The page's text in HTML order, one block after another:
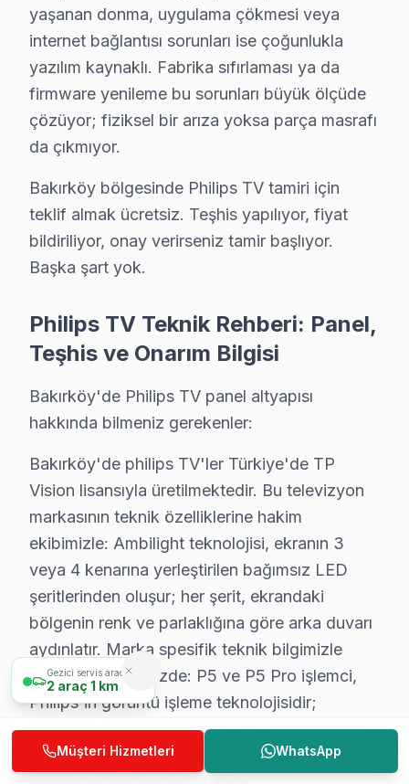
• Bakırköy'de Sürekli Eğitim Programları
Her yıl marka sertifikasyon programlarına katılarak
» İşin kalitesinden ödün vermiyoruz. Bakırköy'de her
Bakırköy'de televizyon servis ihtiyacınız için,
Bakırköy Philips servis Merkezi
Bakırköy Philips uzman ekibimiz, Bakırköy bölge
Bakırköy'de Philips servis talebiniz için bizi
Bakırköy'de Philips teknik destek hizmetimiz TV
Bakırköy Philips servis ekibi olarak, Bakırköy'de
Fabrika Servis Philips Saha Deneyimi:
Saha gözlemlerimiz — Bakırköy özelinde Philips
Bakırköy'deki Philips başvuruları incelendiğinde en
Bakırköy'de son değerlendirme döneminde
— %10 2-3 gün içinde teslim
— %8 parça tedarik bekleme (nadir model)
Philips konusundaki 8 yıllık deneyimimiz, her yeni
Bakırköy'de müşteri memnuniyeti %94 — bu rakamı
Bakırköy Philips Servisimizin Hizmet Verdiği
Philips TV arıza servisi Bakırköy'ın her noktasına
Bakırköy Servisinden Sorular & Cevaplar
Kaç saatte gelir?
yaşanan donma, uygulama çökmesi veya
internet bağlantısı sorunları ise çoğunlukla
yazılım kaynaklı. Fabrika sıfırlaması ya da
firmware yenileme bu sorunları büyük ölçüde
çözüyor; fiziksel bir arıza yoksa parça masrafı
da çıkmıyor.
Bakırköy bölgesinde Philips TV tamiri için
teklif almak ücretsiz. Teşhis yapılıyor, fiyat
bildiriliyor, onay verirseniz tamir başlıyor.
Başka şart yok.
Philips TV Teknik Rehberi: Panel,
Teşhis ve Onarım Bilgisi
Bakırköy'de Philips TV panel altyapısı
hakkında bilmeniz gerekenler:
Bakırköy'de philips TV'ler Türkiye'de TP
Vision lisansıyla üretilmektedir. Bu televizyon
markasının teknik özelliklerine hakim
ekibimizle: Ambilight teknolojisi, ekranın 3
veya 4 kenarına yerleştirilen bağımsız LED
şeritlerinden oluşur; her şerit, ekrandaki
bölgenin renk ve parlaklığına göre arka duvarı
aydınlatır. Marka spesifik teknik bilgimizle
değerlendirdiğimizde: P5 ve P5 Pro işlemci,
Philips'in görüntü işleme teknolojisidir;
kontrastı, hareketi ve rengi ayrı algoritmalarla
işler. OLED+ modellerde Bowers & Wilkins ses
Gezici servis aracımız
2 araç 1 km
Müşteri Hizmetleri WhatsApp